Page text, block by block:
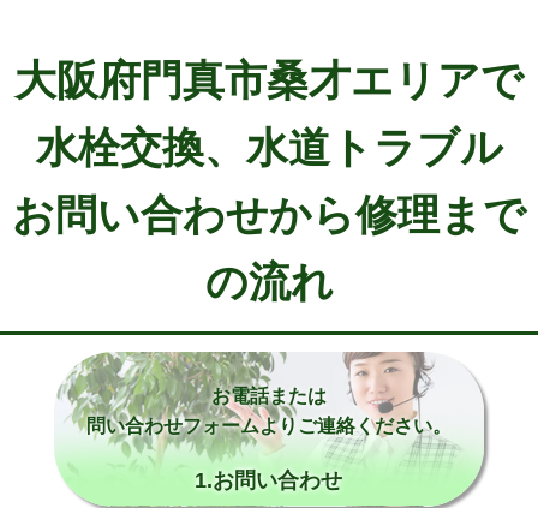
大阪府門真市桑才エリアで
水栓交換、水道トラブル
お問い合わせから修理まで
の流れ
お電話または
問い合わせフォームよりご連絡ください。
1.お問い合わせ